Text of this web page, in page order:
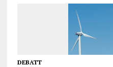
DEBATT